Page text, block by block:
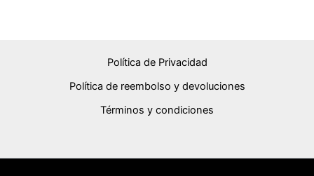
Política de Privacidad
Política de reembolso y devoluciones
Términos y condiciones